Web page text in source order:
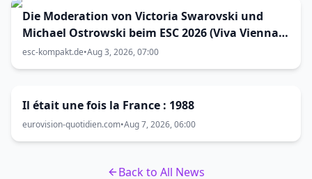
Die Moderation von Victoria Swarovski und
Michael Ostrowski beim ESC 2026 (Viva Vienna
31)
esc-kompakt.de•Aug 3, 2026, 07:00
Il était une fois la France : 1988
eurovision-quotidien.com•Aug 7, 2026, 06:00
Back to All News